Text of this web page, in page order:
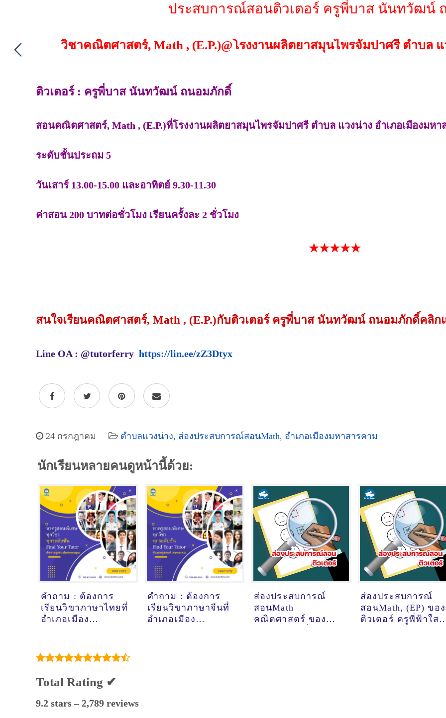
ประสบการณ์สอนติวเตอร์ ครูพี่บาส นันทวัฒน์
วิชาคณิตศาสตร์, Math , (E.P.)@โรงงานผลิตยาสมุนไพรจัมปาศรี ตำบล
ติวเตอร์ : ครูพี่บาส นันทวัฒน์ ถนอมภักดิ์
สอนคณิตศาสตร์, Math , (E.P.)ที่โรงงานผลิตยาสมุนไพรจัมปาศรี ตำบล แวงน่าง อำเภอเมืองมหา
ระดับชั้นประถม 5
วันเสาร์ 13.00-15.00 และอาทิตย์ 9.30-11.30
ค่าสอน 200 บาทต่อชั่วโมง เรียนครั้งละ 2 ชั่วโมง
★★★★★
สนใจเรียนคณิตศาสตร์, Math , (E.P.)กับติวเตอร์ ครูพี่บาส นันทวัฒน์ ถนอมภักดิ์คลิก
Line OA : @tutorferry https://lin.ee/zZ3Dtyx
24 กรกฎาคม ตำบลแวงน่าง, ส่องประสบการณ์สอนMath, อำเภอเมืองมหาสารคาม
นักเรียนหลายคนดูหน้านี้ด้วย:
คำถาม : ต้องการ
เรียนวิขาภาษาไทยที่
อำเภอเมือง
ที่นี่
คำถาม : ต้องการ
เรียนวิขาภาษาจีนที่
อำเภอเมือง
ส่องประสบการณ์
สอนMath
คณิตศาสตร์ ของ
ส่องประสบการณ์
สอนMath, (EP) ของ
ติวเตอร์ ครูพี่ฟ้าใส
Total Rating ✔
9.2 stars – 2,789 reviews